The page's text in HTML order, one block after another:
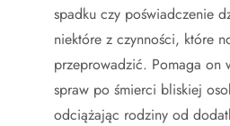
spadku czy poświadczenie
niektóre z czynności, które
przeprowadzić. Pomaga on
spraw po śmierci bliskiej
odciążając rodziny od